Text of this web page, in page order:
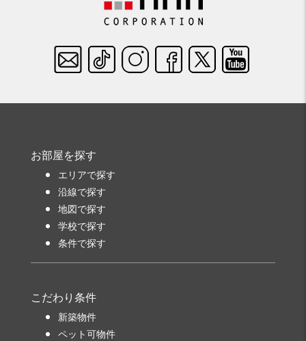
お部屋を探す
エリアで探す
沿線で探す
地図で探す
学校で探す
条件で探す
こだわり条件
新築物件
ペット可物件